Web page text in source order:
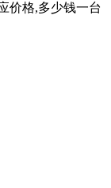
价格,多少钱一台